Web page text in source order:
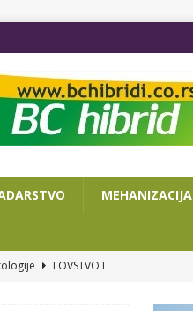
MEHANIZACIJA
LOVSTVO I